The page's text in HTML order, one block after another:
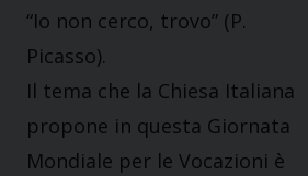
“Io non cerco, trovo” (P.
Picasso).
Il tema che la Chiesa Italiana
propone in questa Giornata
Mondiale per le Vocazioni è